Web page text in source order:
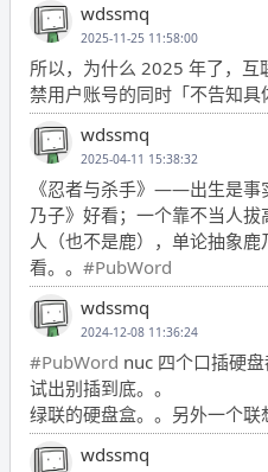
wdssmq
2025-11-25 11:58:00
所以，为什么 2025 年了，
禁用户账号的同时「不告知具
wdssmq
2025-04-11 15:38:32
《忍者与杀手》——出生是事
乃子》好看；一个靠不当人
人（也不是鹿），单论抽象
看。。 #PubWord
wdssmq
2024-12-08 11:36:24
#PubWord nuc 四个口插硬
试出别插到底。。
绿联的硬盘盒。。另外一个联
wdssmq